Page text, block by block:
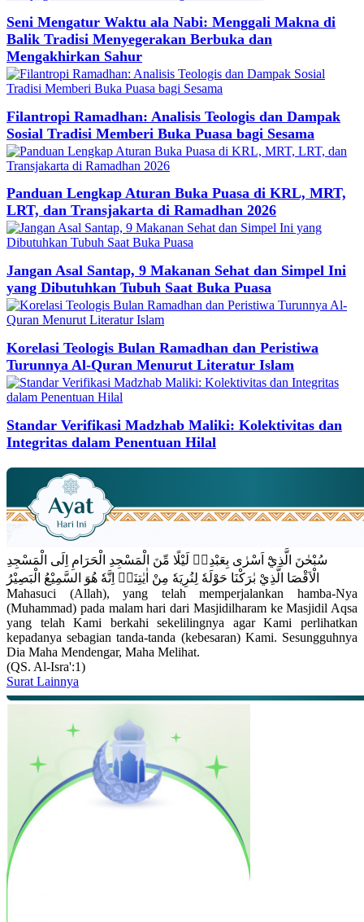
Seni Mengatur Waktu ala Nabi: Menggali Makna di
Balik Tradisi Menyegerakan Berbuka dan
Mengakhirkan Sahur
Filantropi Ramadhan: Analisis Teologis dan Dampak
Sosial Tradisi Memberi Buka Puasa bagi Sesama
Panduan Lengkap Aturan Buka Puasa di KRL, MRT,
LRT, dan Transjakarta di Ramadhan 2026
Jangan Asal Santap, 9 Makanan Sehat dan Simpel Ini
yang Dibutuhkan Tubuh Saat Buka Puasa
Korelasi Teologis Bulan Ramadhan dan Peristiwa
Turunnya Al-Quran Menurut Literatur Islam
Standar Verifikasi Madzhab Maliki: Kolektivitas dan
Integritas dalam Penentuan Hilal
سُبْحٰنَ الَّذِيْٓ اَسْرٰى بِعَبْدِهٖ لَيْلًا مِّنَ الْمَسْجِدِ الْحَرَامِ اِلَى الْمَسْجِدِ
الْاَقْصَا الَّذِيْ بٰرَكْنَا حَوْلَهٗ لِنُرِيَهٗ مِنْ اٰيٰتِنَاۗ اِنَّهٗ هُوَ السَّمِيْعُ الْبَصِيْرُ
Mahasuci (Allah), yang telah memperjalankan hamba-Nya
(Muhammad) pada malam hari dari Masjidilharam ke Masjidil Aqsa
yang telah Kami berkahi sekelilingnya agar Kami perlihatkan
kepadanya sebagian tanda-tanda (kebesaran) Kami. Sesungguhnya
Dia Maha Mendengar, Maha Melihat.
(QS. Al-Isra':1)
Surat Lainnya